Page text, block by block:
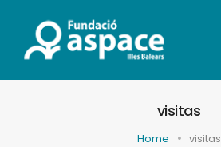
visitas
Home visitas